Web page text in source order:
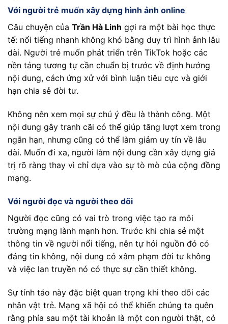
Với người trẻ muốn xây dựng hình ảnh online
Câu chuyện của Trần Hà Linh gợi ra một bài học thực
tế: nổi tiếng nhanh không khó bằng duy trì hình ảnh lâu
dài. Người trẻ muốn phát triển trên TikTok hoặc các
nền tảng tương tự cần chuẩn bị trước về định hướng
nội dung, cách ứng xử với bình luận tiêu cực và giới
hạn chia sẻ đời tư.
Không nên xem mọi sự chú ý đều là thành công. Một
nội dung gây tranh cãi có thể giúp tăng lượt xem trong
ngắn hạn, nhưng cũng có thể làm giảm uy tín về lâu
dài. Muốn đi xa, người làm nội dung cần xây dựng giá
trị rõ ràng thay vì chỉ dựa vào sự tò mò của cộng đồng
mạng.
Với người đọc và người theo dõi
Người đọc cũng có vai trò trong việc tạo ra môi
trường mạng lành mạnh hơn. Trước khi chia sẻ một
thông tin về người nổi tiếng, nên tự hỏi nguồn đó có
đáng tin không, nội dung có xâm phạm đời tư không
và việc lan truyền nó có thực sự cần thiết không.
Sự tỉnh táo này đặc biệt quan trọng khi theo dõi các
nhân vật trẻ. Mạng xã hội có thể khiến chúng ta quên
rằng phía sau một tài khoản là một con người thật, có